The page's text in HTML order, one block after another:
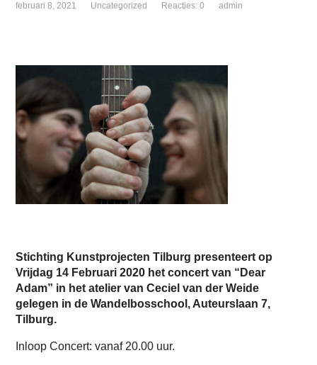
februari 8, 2021 Uncategorized Reacties: 0 admin
Stichting Kunstprojecten Tilburg presenteert op
Vrijdag 14 Februari 2020 het concert van “Dear
Adam” in het atelier van Ceciel van der Weide
gelegen in de Wandelbosschool, Auteurslaan 7,
Tilburg.
Inloop Concert: vanaf 20.00 uur.